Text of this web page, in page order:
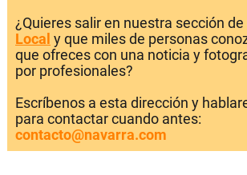
¿Quieres salir en nuestra sección de
Local y que miles de personas
que ofreces con una noticia y
por profesionales?
Escríbenos a esta dirección y
para contactar cuando antes:
contacto@navarra.com